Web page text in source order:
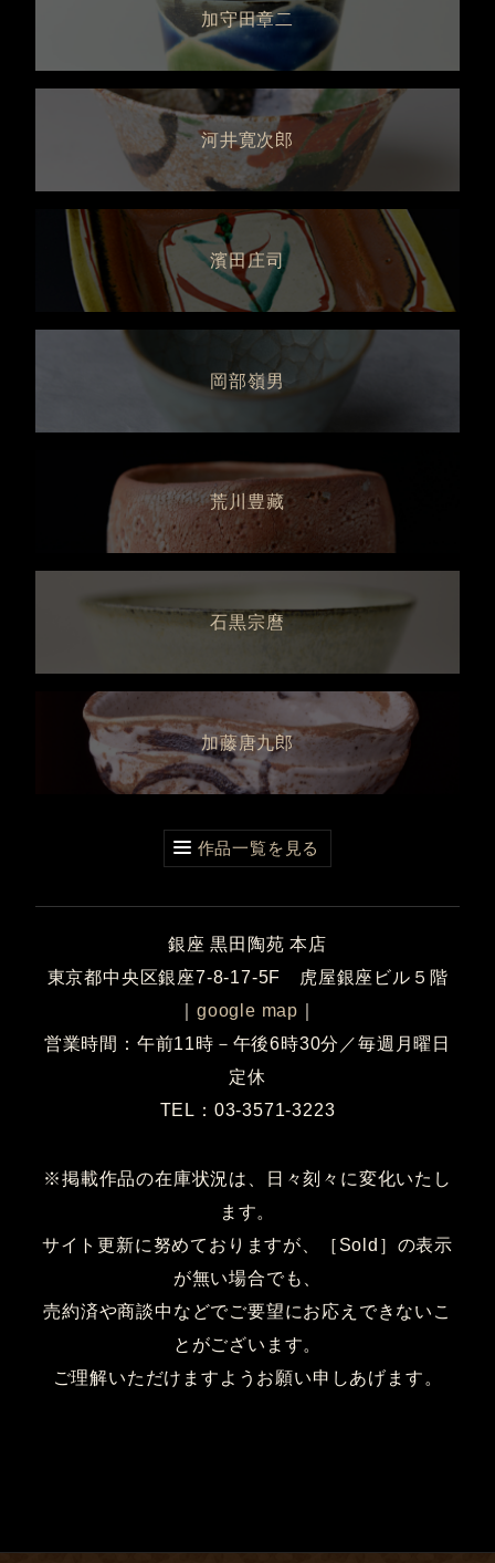
加守田章二
河井寛次郎
濱田庄司
岡部嶺男
荒川豊藏
石黒宗麿
加藤唐九郎
作品一覧を見る
銀座 黒田陶苑 本店
東京都中央区銀座7-8-17-5F 虎屋銀座ビル５階
google map
営業時間：午前11時－午後6時30分／毎週月曜日
定休
TEL：03-3571-3223
※掲載作品の在庫状況は、日々刻々に変化いたし
ます。
サイト更新に努めておりますが、［Sold］の表示
が無い場合でも、
売約済や商談中などでご要望にお応えできないこ
とがございます。
ご理解いただけますようお願い申しあげます。